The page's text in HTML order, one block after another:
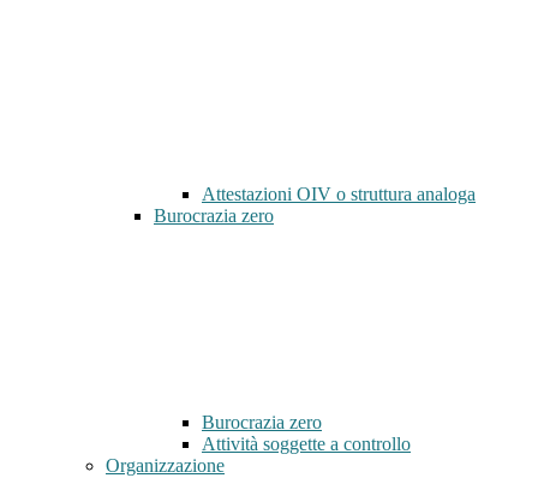
Attestazioni OIV o struttura analoga
Burocrazia zero
Burocrazia zero
Attività soggette a controllo
Organizzazione